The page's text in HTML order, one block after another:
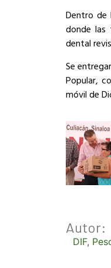
Dentro de
donde las
dental
Se
Popular,
móvil de
Autor:
DIF,